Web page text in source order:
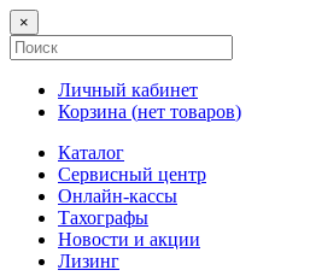
×
Личный кабинет
Корзина (нет товаров)
Каталог
Сервисный центр
Онлайн-кассы
Тахографы
Новости и акции
Лизинг